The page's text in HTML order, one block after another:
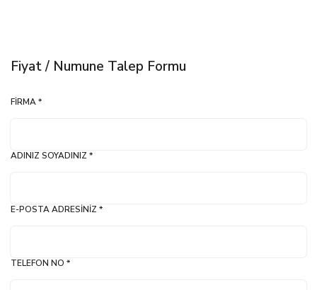
Fiyat / Numune Talep Formu
FIRMA *
ADINIZ SOYADINIZ *
E-POSTA ADRESINIZ *
TELEFON NO *